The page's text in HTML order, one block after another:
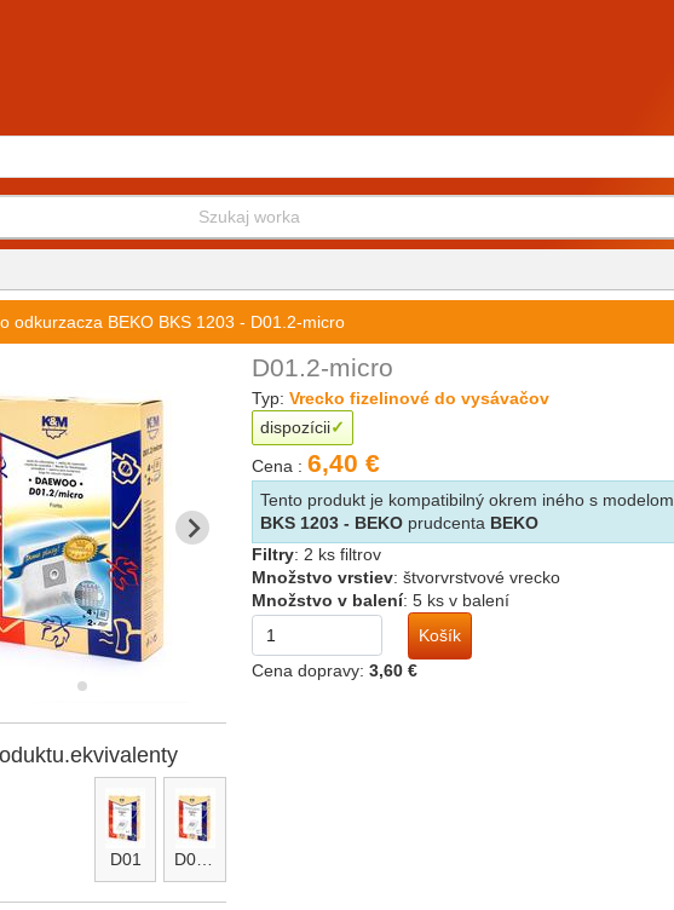
Szukaj worka
odkurzacza BEKO BKS 1203 - D01.2-micro
D01
D01.2-micro
Typ:Vrecko fizelinové do vysávačov
dispozícii
Cena :6,40 €
Tento produkt je kompatibilný okrem iného s modelom
BKS 1203 - BEKO prudcenta BEKO
Filtry: 2 ks filtrov
Množstvo vrstiev:štvorvrstvové vrecko
Množstvo v balení:5 ks v balení
Košík
Cena dopravy:3,60 €